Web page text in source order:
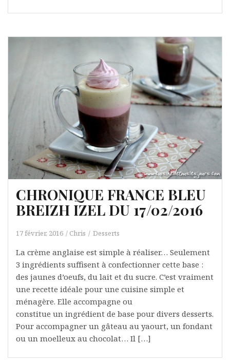
CHRONIQUE FRANCE BLEU
BREIZH IZEL DU 17/02/2016
17 février, 2016 Chris Desserts
La crème anglaise est simple à réaliser… Seulement
3 ingrédients suffisent à confectionner cette base :
des jaunes d’oeufs, du lait et du sucre. C’est vraiment
une recette idéale pour une cuisine simple et
ménagère. Elle accompagne ou
constitue un ingrédient de base pour divers desserts.
Pour accompagner un gâteau au yaourt, un fondant
ou un moelleux au chocolat… Il […]